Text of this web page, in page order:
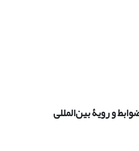
و رویۀ بین‌المللی